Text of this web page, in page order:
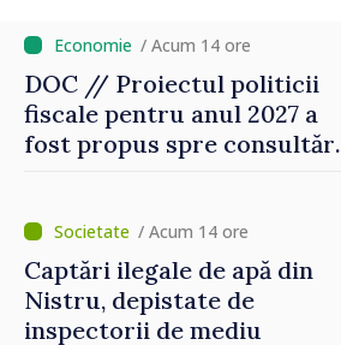
/ Acum 14 ore
DOC // Proiectul politicii
fiscale pentru anul 2027 a
fost propus spre consultări
/ Acum 14 ore
Captări ilegale de apă din
Nistru, depistate de
inspectorii de mediu